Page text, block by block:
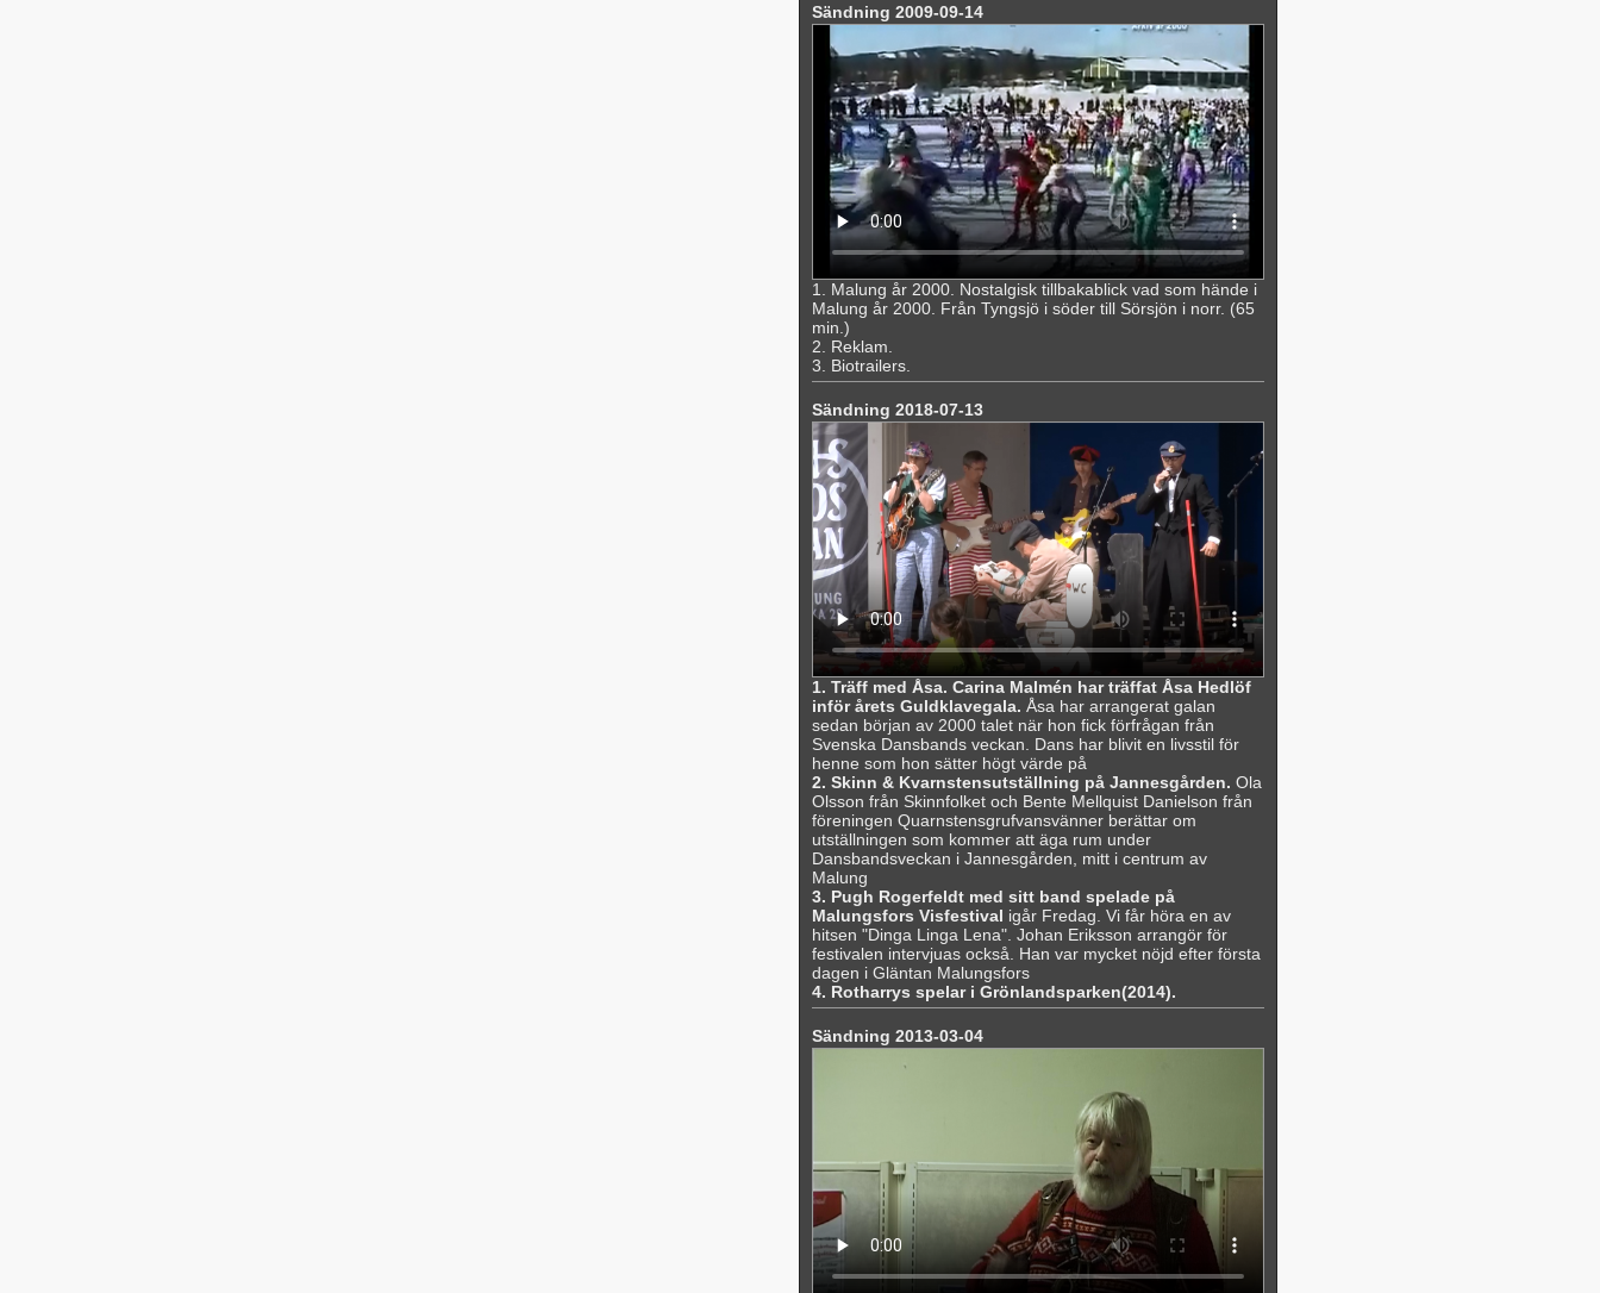
Sändning 2009-09-14
1. Malung år 2000. Nostalgisk tillbakablick vad som hände i
Malung år 2000. Från Tyngsjö i söder till Sörsjön i norr. (65
min.)
2. Reklam.
3. Biotrailers.
Sändning 2018-07-13
1. Träff med Åsa. Carina Malmén har träffat Åsa Hedlöf
inför årets Guldklavegala. Åsa har arrangerat galan
sedan början av 2000 talet när hon fick förfrågan från
Svenska Dansbands veckan. Dans har blivit en livsstil för
henne som hon sätter högt värde på
2. Skinn & Kvarnstensutställning på Jannesgården. Ola
Olsson från Skinnfolket och Bente Mellquist Danielson från
föreningen Quarnstensgrufvansvänner berättar om
utställningen som kommer att äga rum under
Dansbandsveckan i Jannesgården, mitt i centrum av
Malung
3. Pugh Rogerfeldt med sitt band spelade på
Malungsfors Visfestival igår Fredag. Vi får höra en av
hitsen "Dinga Linga Lena". Johan Eriksson arrangör för
festivalen intervjuas också. Han var mycket nöjd efter första
dagen i Gläntan Malungsfors
4. Rotharrys spelar i Grönlandsparken(2014).
Sändning 2013-03-04